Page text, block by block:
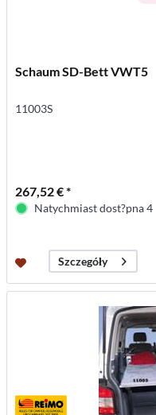
Schaum SD-Bett VWT5
11003S
267,52 € *
Natychmiast dost?pna 4
Szczegóły